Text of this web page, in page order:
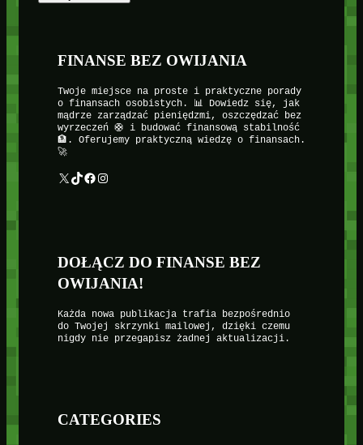
FINANSE BEZ OWIJANIA
Twoje miejsce na proste i praktyczne porady
o finansach osobistych. 📊 Dowiedz się, jak
mądrze zarządzać pieniędzmi, oszczędzać bez
wyrzeczeń 🛟 i budować finansową stabilność
🏦. Oferujemy praktyczną wiedzę o finansach.
🚀
X TikTok Facebook Instagram
DOŁĄCZ DO FINANSE BEZ
OWIJANIA!
Każda nowa publikacja trafia bezpośrednio
do Twojej skrzynki mailowej, dzięki czemu
nigdy nie przegapisz żadnej aktualizacji.
CATEGORIES